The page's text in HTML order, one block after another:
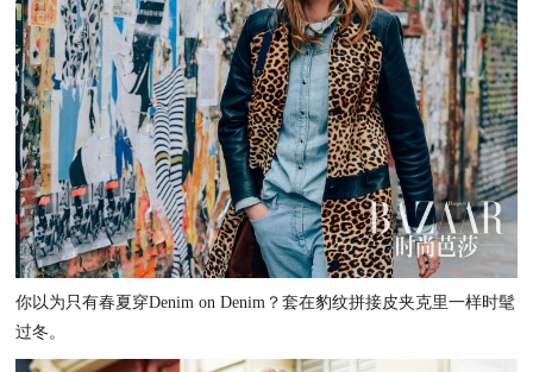
你以为只有春夏穿Denim on Denim？套在豹纹拼接皮夹克里一样时髦
过冬。